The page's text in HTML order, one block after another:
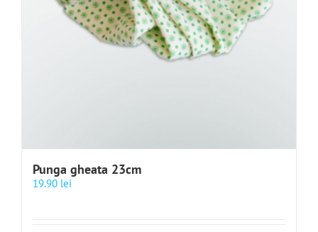
Punga gheata 23cm
19.90 lei